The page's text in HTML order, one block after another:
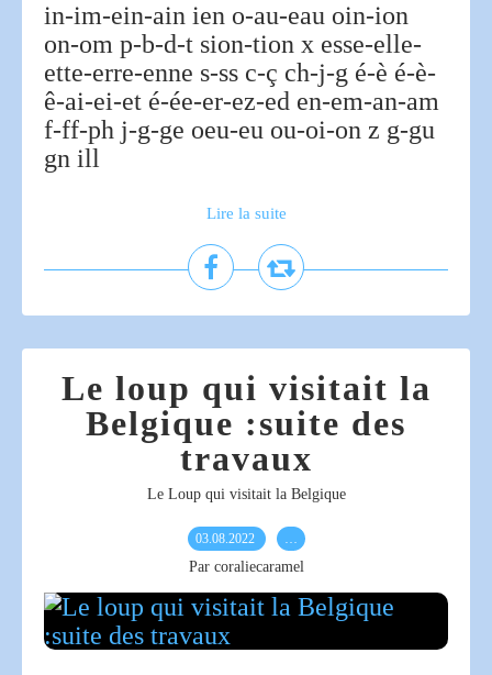
in-im-ein-ain ien o-au-eau oin-ion
on-om p-b-d-t sion-tion x esse-elle-
ette-erre-enne s-ss c-ç ch-j-g é-è é-è-
ê-ai-ei-et é-ée-er-ez-ed en-em-an-am
f-ff-ph j-g-ge oeu-eu ou-oi-on z g-gu
gn ill
Lire la suite
Le loup qui visitait la
Belgique :suite des
travaux
Le Loup qui visitait la Belgique
03.08.2022 …
Par coraliecaramel